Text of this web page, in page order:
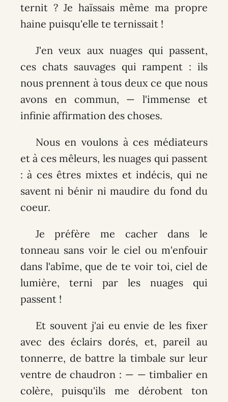
ternit ? Je haïssais même ma propre
haine puisqu'elle te ternissait !
J'en veux aux nuages qui passent,
ces chats sauvages qui rampent : ils
nous prennent à tous deux ce que nous
avons en commun, — l'immense et
infinie affirmation des choses.
Nous en voulons à ces médiateurs
et à ces mêleurs, les nuages qui passent
: à ces êtres mixtes et indécis, qui ne
savent ni bénir ni maudire du fond du
coeur.
Je préfère me cacher dans le
tonneau sans voir le ciel ou m'enfouir
dans l'abîme, que de te voir toi, ciel de
lumière, terni par les nuages qui
passent !
Et souvent j'ai eu envie de les fixer
avec des éclairs dorés, et, pareil au
tonnerre, de battre la timbale sur leur
ventre de chaudron : — — timbalier en
colère, puisqu'ils me dérobent ton